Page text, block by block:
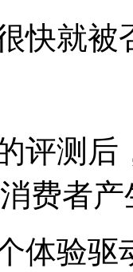
快就被
评测后
费者
体验驱